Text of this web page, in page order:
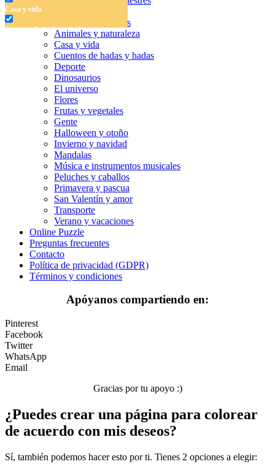
Casa y vida
Cuentos de hadas y hadas
Frutas y vegetales
Halloween y otoño
Invierno y navidad
Música e instrumentos musicales
Peluches y caballos
Primavera y pascua
Verano y vacaciones
Libros para colorear para niños
Nezaradené
Libros para colorear
Alfabeto y números
Animales y naturaleza
Casa y vida
Cuentos de hadas y hadas
Deporte
Dinosaurios
El universo
Flores
Frutas y vegetales
Gente
Halloween y otoño
Invierno y navidad
Mandalas
Música e instrumentos musicales
Peluches y caballos
Primavera y pascua
San Valentín y amor
Transporte
Verano y vacaciones
Online Puzzle
Preguntas frecuentes
Contacto
Política de privacidad (GDPR)
Términos y condiciones
Apóyanos compartiendo en:
Pinterest
Facebook
Twitter
WhatsApp
Email
Gracias por tu apoyo :)
¿Puedes crear una página para colorear
de acuerdo con mis deseos?
Sí, también podemos hacer esto por ti. Tienes 2 opciones a elegir: